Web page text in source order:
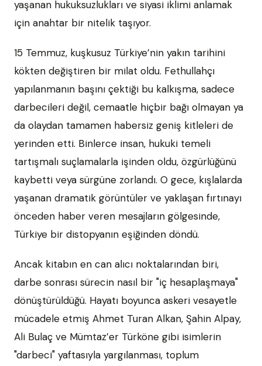
yaşanan hukuksuzlukları ve siyasi iklimi anlamak
için anahtar bir nitelik taşıyor.
15 Temmuz, kuşkusuz Türkiye’nin yakın tarihini
kökten değiştiren bir milat oldu. Fethullahçı
yapılanmanın başını çektiği bu kalkışma, sadece
darbecileri değil, cemaatle hiçbir bağı olmayan ya
da olaydan tamamen habersiz geniş kitleleri de
yerinden etti. Binlerce insan, hukuki temeli
tartışmalı suçlamalarla işinden oldu, özgürlüğünü
kaybetti veya sürgüne zorlandı. O gece, kışlalarda
yaşanan dramatik görüntüler ve yaklaşan fırtınayı
önceden haber veren mesajların gölgesinde,
Türkiye bir distopyanın eşiğinden döndü.
Ancak kitabın en can alıcı noktalarından biri,
darbe sonrası sürecin nasıl bir "iç hesaplaşmaya"
dönüştürüldüğü. Hayatı boyunca askeri vesayetle
mücadele etmiş Ahmet Turan Alkan, Şahin Alpay,
Ali Bulaç ve Mümtaz’er Türköne gibi isimlerin
"darbeci" yaftasıyla yargılanması, toplum